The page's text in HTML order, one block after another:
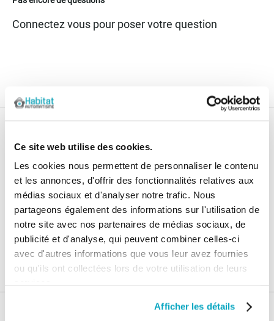
Ce site web utilise des cookies.
Les cookies nous permettent de personnaliser le contenu
et les annonces, d'offrir des fonctionnalités relatives aux
médias sociaux et d'analyser notre trafic. Nous
partageons également des informations sur l'utilisation de
notre site avec nos partenaires de médias sociaux, de
publicité et d'analyse, qui peuvent combiner celles-ci
avec d'autres informations que vous leur avez fournies
ou qu'ils ont collectées lors de votre utilisation de leurs
Afficher les détails
Connectez vous pour poser votre question
100% sécurisé
3x sans frais
Livraison
24/72H
SAV & Retours
Garanties